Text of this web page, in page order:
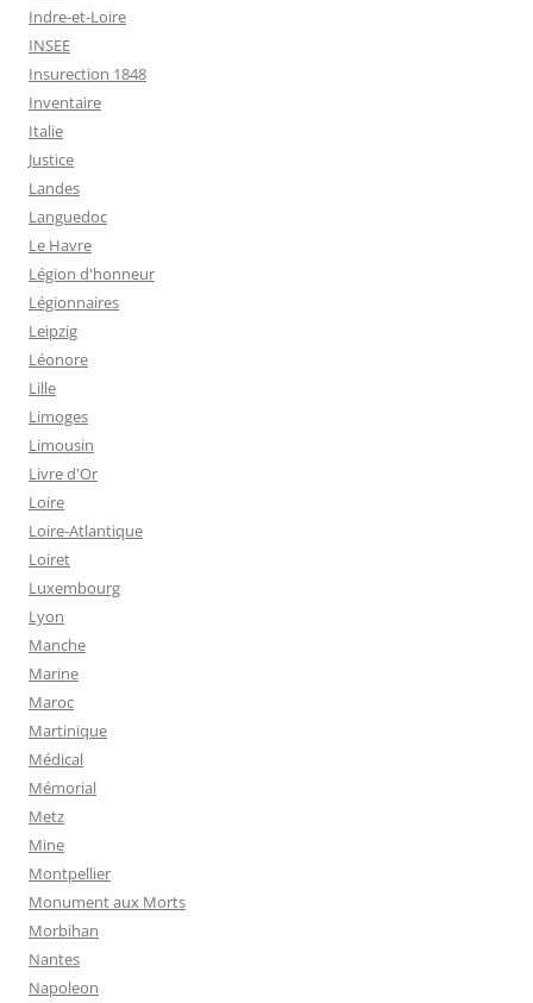
Indre-et-Loire
INSEE
Insurection 1848
Inventaire
Italie
Justice
Landes
Languedoc
Le Havre
Légion d'honneur
Légionnaires
Leipzig
Léonore
Lille
Limoges
Limousin
Livre d'Or
Loire
Loire-Atlantique
Loiret
Luxembourg
Lyon
Manche
Marine
Maroc
Martinique
Médical
Mémorial
Metz
Mine
Montpellier
Monument aux Morts
Morbihan
Nantes
Napoleon